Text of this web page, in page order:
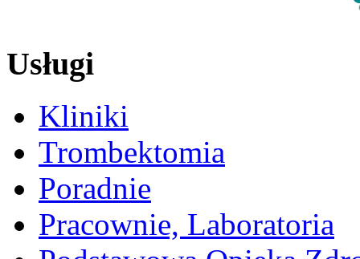
Usługi
Kliniki
Trombektomia
Poradnie
Pracownie, Laboratoria